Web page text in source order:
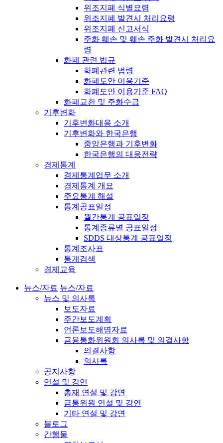
위조지폐 식별요령
위조지폐 발견시 처리요령
위조지폐 신고서식
주화 훼손 및 훼손 주화 발견시 처리요
령
화폐 관련 법규
화폐관련 법령
화폐도안 이용기준
화폐도안 이용기준 FAQ
화폐교환 및 주화수급
기후변화
기후변화대응 소개
기후변화와 한국은행
중앙은행과 기후변화
한국은행의 대응전략
경제통계
경제통계업무 소개
경제통계 개요
주요통계 해설
통계공표일정
월간통계 공표일정
통계종류별 공표일정
SDDS 대상통계 공표일정
통계조사표
통계검색
경제교육
뉴스/자료 뉴스/자료
뉴스 및 의사록
보도자료
주간보도계획
언론보도해명자료
금융통화위원회 의사록 및 의결사항
의결사항
의사록
공지사항
연설 및 강연
총재 연설 및 강연
금통위원 연설 및 강연
기타 연설 및 강연
블로그
간행물